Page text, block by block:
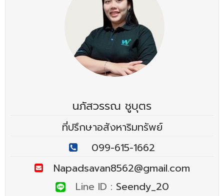
นภัสวรรณ ชูบุตร
ที่ปรึกษาอสังหาริมทรัพย์
099-615-1662
Napadsavan8562@gmail.com
Line ID : Seendy_20